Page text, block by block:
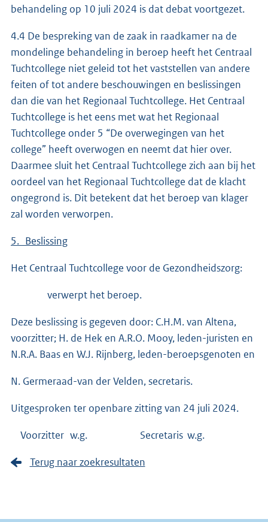
behandeling op 10 juli 2024 is dat debat voortgezet.
4.4 De bespreking van de zaak in raadkamer na de
mondelinge behandeling in beroep heeft het Centraal
Tuchtcollege niet geleid tot het vaststellen van andere
feiten of tot andere beschouwingen en beslissingen
dan die van het Regionaal Tuchtcollege. Het Centraal
Tuchtcollege is het eens met wat het Regionaal
Tuchtcollege onder 5 “De overwegingen van het
college” heeft overwogen en neemt dat hier over.
Daarmee sluit het Centraal Tuchtcollege zich aan bij het
oordeel van het Regionaal Tuchtcollege dat de klacht
ongegrond is. Dit betekent dat het beroep van klager
zal worden verworpen.
5. Beslissing
Het Centraal Tuchtcollege voor de Gezondheidszorg:
verwerpt het beroep.
Deze beslissing is gegeven door: C.H.M. van Altena,
voorzitter; H. de Hek en A.R.O. Mooy, leden-juristen en
N.R.A. Baas en W.J. Rijnberg, leden-beroepsgenoten en
N. Germeraad-van der Velden, secretaris.
Uitgesproken ter openbare zitting van 24 juli 2024.
Voorzitter w.g. Secretaris w.g.
Terug naar zoekresultaten